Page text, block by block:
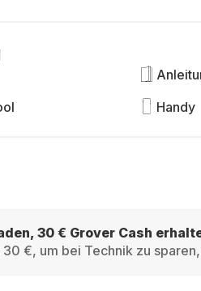
Handy
30 € Grover Cash
€, um bei Technik zu